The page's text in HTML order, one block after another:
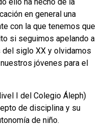
en general una
con la que tenemos que
si seguimos apelando a
del siglo XX y olvidamos
jóvenes para el
I del Colegio Áleph)
de disciplina y su
de niño.